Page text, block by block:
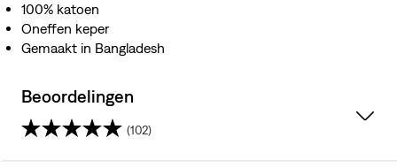
100% katoen
Oneffen keper
Gemaakt in Bangladesh
Beoordelingen
(102)